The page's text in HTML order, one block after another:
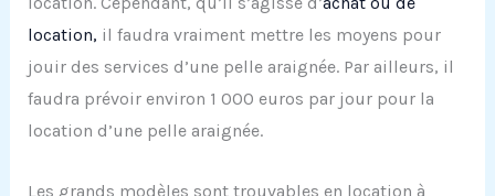
location, il faudra vraiment mettre les moyens pour
jouir des services d’une pelle araignée. Par ailleurs, il
faudra prévoir environ 1 000 euros par jour pour la
location d’une pelle araignée.
Les grands modèles sont trouvables en location à